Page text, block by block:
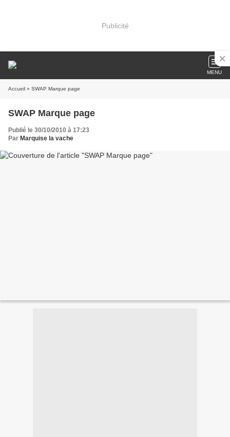
Publicité
MENU
Accueil » SWAP Marque page
SWAP Marque page
Publié le 30/10/2010 à 17:23
Par Marquise la vache